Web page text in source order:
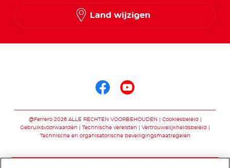
Land wijzigen
@Ferrero 2026 ALLE RECHTEN VOORBEHOUDEN
Cookiesbeleid
Gebruiksvoorwaarden
Technische vereisten
Vertrouwelijkheidsbeleid
Technische en organisatorische beveiligingsmaatregelen